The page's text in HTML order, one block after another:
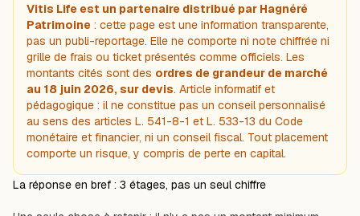
Vitis Life est un partenaire distribué par Hagnéré
Patrimoine : cette page est une information transparente,
pas un publi-reportage. Elle ne comporte ni note chiffrée ni
grille de frais ou ticket présentés comme officiels. Les
montants cités sont des ordres de grandeur de marché
au 18 juin 2026, sur devis. Article informatif et
pédagogique : il ne constitue pas un conseil personnalisé
au sens des articles L. 541-8-1 et L. 533-13 du Code
monétaire et financier, ni un conseil fiscal. Tout placement
comporte un risque, y compris de perte en capital.
La réponse en bref : 3 étages, pas un seul chiffre